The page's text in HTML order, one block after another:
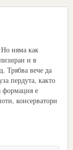
няма как
и в
Трябва вече да
пердута, както
формация е
консерватори